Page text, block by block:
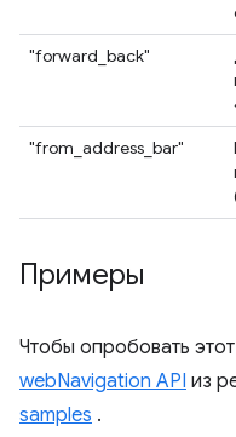
"forward_back"
"from_address_bar"
Примеры
Чтобы опробовать
webNavigation API из
samples .